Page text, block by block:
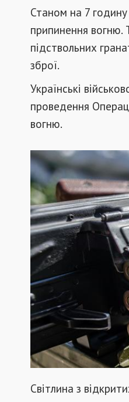
Станом на 7
припинення вогню.
підствольних
зброї.
Українські
проведення
вогню.
Світлина з